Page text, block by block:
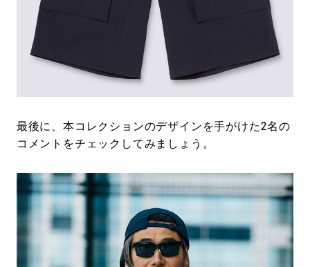
最後に、本コレクションのデザインを手がけた2名の
コメントをチェックしてみましょう。